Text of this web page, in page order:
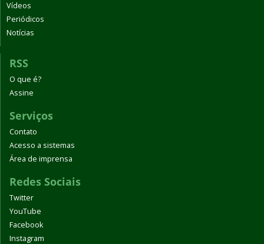
Vídeos
Periódicos
Notícias
RSS
O que é?
Assine
Serviços
Contato
Acesso a sistemas
Área de imprensa
Redes Sociais
Twitter
YouTube
Facebook
Instagram